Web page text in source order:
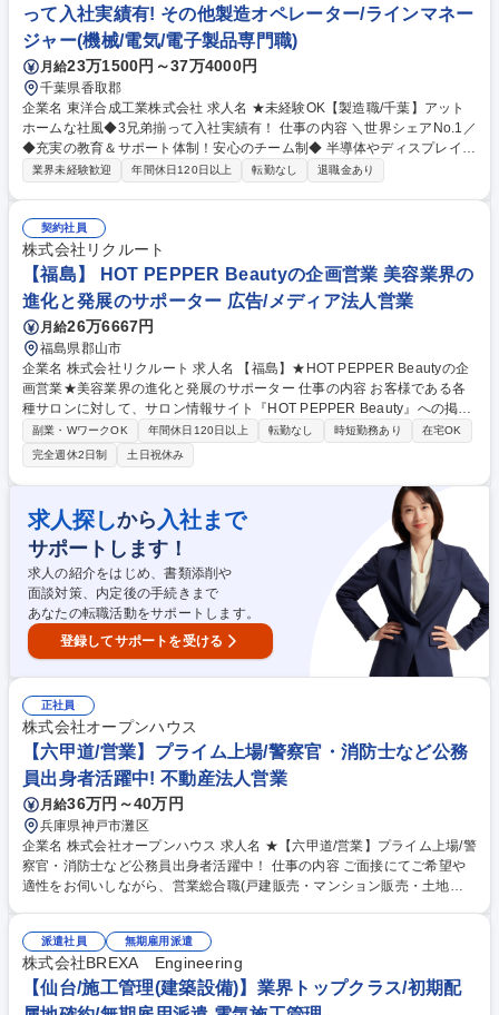
ンティブ比率も高いです。中途入社者の90%が未経験からスタートです
が、年次を問わず実力に応じた役職や報酬をご用意します。変更の範囲：
当社グループの業務全般 募集職種 ★【天王寺/営業】プライム上場/警察
官・消防士など公務員出身者活躍中！
って入社実績有! その他製造オペレーター/ラインマネー
ジャー(機械/電気/電子製品専門職)
月給23万1500円～37万4000円
千葉県香取郡
企業名 東洋合成工業株式会社 求人名 ★未経験OK【製造職/千葉】アット
ホームな社風◆3兄弟揃って入社実績有！ 仕事の内容 ＼世界シェアNo.1／
◆充実の教育＆サポート体制！安心のチーム制◆ 半導体やディスプレイの
製造に欠かせない感光材の製造を担当。アットホームな社風で社員の中に
が『感光材』。つまり、あなたが手掛ける製品は、世界中のモノづくりを
支える基盤そのもの！ 《主な仕事内容》■原材料の調合 ■材料の結晶化 ■
不純物の除去 ■製品の乾燥 ■品質保証のための分析 ■出荷工程 ※1ヶ月の
研修で基本業務を指導。工場での作業経験がない方もご安心ください。 募
集職種 ★未経験OK【製造職/千葉】アットホームな社風◆3兄弟揃って入
社実績有！
業界未経験歓迎 年間休日120日以上 転勤なし 退職金あり
契約社員
株式会社リクルート
【福島】 HOT PEPPER Beautyの企画営業 美容業界の
進化と発展のサポーター 広告/メディア法人営業
月給26万6667円
福島県郡山市
企業名 株式会社リクルート 求人名 【福島】★HOT PEPPER Beautyの企
画営業★美容業界の進化と発展のサポーター 仕事の内容 お客様である各
種サロンに対して、サロン情報サイト『HOT PEPPER Beauty』への掲載
などを通して、業界や担当地域のトレンドを把握し、クライアントの課題
に対して具体的な解決策を提案していただきます。 各種美容系サロンクラ
イアントへ新規・既存営業をお任せします。ただサービスを売るのではな
く、店舗集客UPの課題解決提案を行います。より効果のある記事提案/キ
ャンペーンや特別メニューの提案/店舗ブランディング企画提案等にも挑戦
できます。【例えば…】担当エリア内のヘア/ネイル/エステサロン・ジ
ム・ヨガ等に対し、『HOT PEPPER Beauty』を用いた集客支援と、『SA
LON BOARD』を用いた業務支援を実施します。 募集職種 【福島】★HO
T PEPPER Beautyの企画営業★美容業界の進化と発展のサポーター
副業・WワークOK 年間休日120日以上 転勤なし 時短勤務あり
在宅OK
完全週休2日制
土日祝休み
求人探しから 入社まで
サポートします！
求人の紹介をはじめ、書類添削や
面談対策、内定後の手続きまで
あなたの転職活動をサポートします。
登録してサポートを受ける
正社員
株式会社オープンハウス
【六甲道/営業】プライム上場/警察官・消防士など公務
員出身者活躍中! 不動産法人営業
月給36万円～40万円
兵庫県神戸市灘区
企業名 株式会社オープンハウス 求人名 ★【六甲道/営業】プライム上場/警
察官・消防士など公務員出身者活躍中！ 仕事の内容 ご面接にてご希望や
適性をお伺いしながら、営業総合職(戸建販売・マンション販売・土地仕
85%以上が年収アップを実現！圧倒的な企業の成長から現在年間400名の
キャリア採用実施中！今チャンスを掴みませんか？■2025年4月から営業
総合職の最低月給が36万円に引き上げられました！固定給が高く、インセ
ンティブ比率も高いです。中途入社者の90%が未経験からスタートです
派遣社員 無期雇用派遣
株式会社BREXA Engineering
【仙台/施工管理(建築設備)】業界トップクラス/初期配